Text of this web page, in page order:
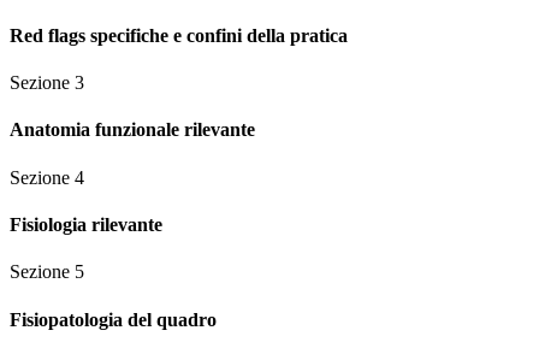
Red flags specifiche e confini della pratica
Sezione 3
Anatomia funzionale rilevante
Sezione 4
Fisiologia rilevante
Sezione 5
Fisiopatologia del quadro